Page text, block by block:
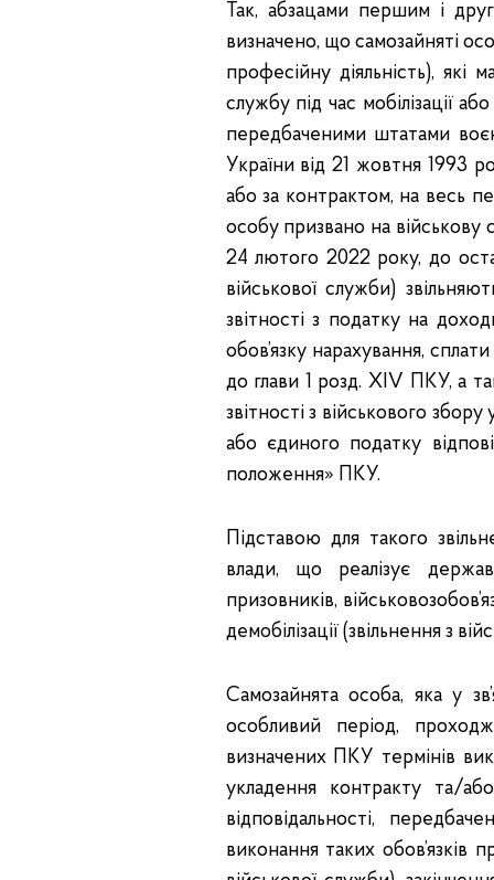
Так, абзацами першим і
визначено, що самозайняті
професійну діяльність), які
службу під час мобілізації
передбаченими штатами
України від 21 жовтня 1993
або за контрактом, на весь
особу призвано на
24 лютого 2022 року, до
військової служби)
звітності з податку на
обов’язку нарахування,
до глави 1 розд. XIV ПКУ, а
звітності з військового
або єдиного податку
положення» ПКУ.
Підставою для такого
влади, що реалізує
призовників,
демобілізації (звільнення з
Самозайнята особа, яка у
особливий період,
визначених ПКУ термінів
укладення контракту та/
відповідальності,
виконання таких обов’язків